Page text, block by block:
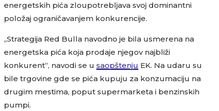
energetskih pića zloupotrebljava svoj dominantni
položaj ograničavanjem konkurencije.
„Strategija Red Bulla navodno je bila usmerena na
energetska pića koja prodaje njegov najbliži
konkurent“, navodi se u saopštenju EK. Na udaru su
bile trgovine gde se pića kupuju za konzumaciju na
drugim mestima, poput supermarketa i benzinskih
pumpi.